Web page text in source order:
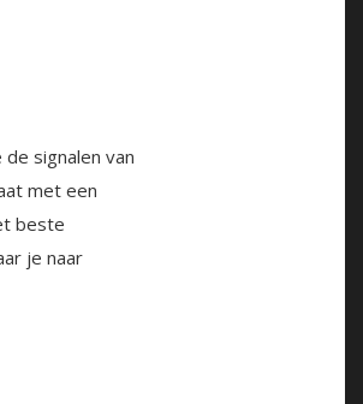
signalen van
met een
beste
je naar